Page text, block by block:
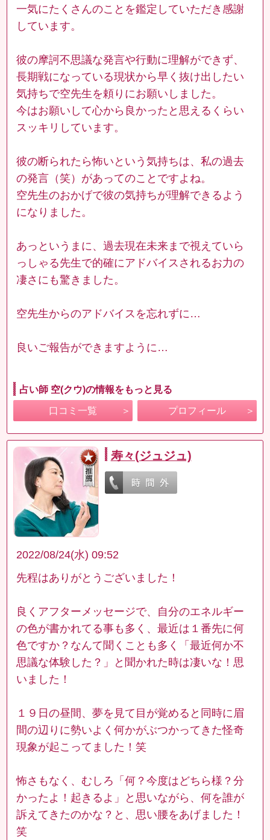
一気にたくさんのことを鑑定していただき感謝
しています。
彼の摩訶不思議な発言や行動に理解ができず、
長期戦になっている現状から早く抜け出したい
気持ちで空先生を頼りにお願いしました。
今はお願いして心から良かったと思えるくらい
スッキリしています。
彼の断られたら怖いという気持ちは、私の過去
の発言（笑）があってのことですよね。
空先生のおかげで彼の気持ちが理解できるよう
になりました。
あっというまに、過去現在未来まで視えていら
っしゃる先生で的確にアドバイスされるお力の
凄さにも驚きました。
空先生からのアドバイスを忘れずに…
良いご報告ができますように…
占い師 空(クウ)の情報をもっと見る
口コミ一覧 プロフィール
寿々(ジュジュ)
2022/08/24(水) 09:52
先程はありがとうございました！
良くアフターメッセージで、自分のエネルギー
の色が書かれてる事も多く、最近は１番先に何
色ですか？なんて聞くことも多く「最近何か不
思議な体験した？」と聞かれた時は凄いな！思
いました！
１９日の昼間、夢を見て目が覚めると同時に眉
間の辺りに勢いよく何かがぶつかってきた怪奇
現象が起こってました！笑
怖さもなく、むしろ「何？今度はどちら様？分
かったよ！起きるよ」と思いながら、何を誰が
訴えてきたのかな？と、思い腰をあげました！
笑